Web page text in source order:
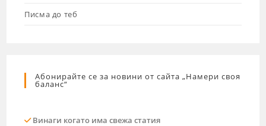
Писма до теб
Абонирайте се за новини от сайта „Намери своя
баланс“
Винаги когато има свежа статия